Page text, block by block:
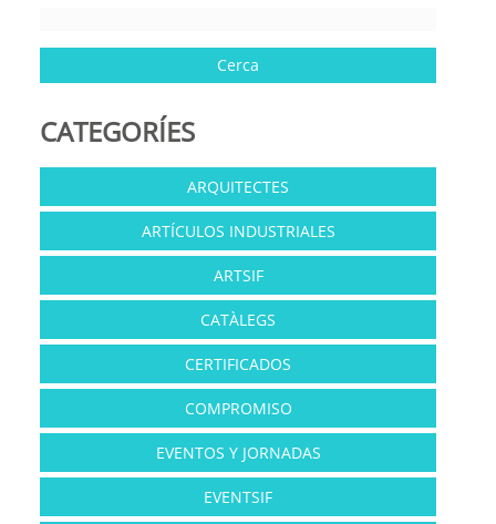
CATEGORÍES
ARQUITECTES
ARTÍCULOS INDUSTRIALES
ARTSIF
CATÀLEGS
CERTIFICADOS
COMPROMISO
EVENTOS Y JORNADAS
EVENTSIF